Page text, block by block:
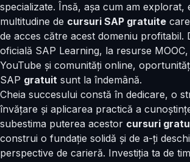
specializate. Însă, așa cum am explorat,
multitudine de cursuri SAP gratuite
de acces către acest domeniu profitabil.
oficială SAP Learning, la resurse
YouTube și comunități online,
SAP gratuit sunt la îndemână.
Cheia succesului constă în dedicare, o
învățare și aplicarea practică a
subestima puterea acestor cursuri
construi o fundație solidă și de a-ți
perspective de carieră. Investiția ta de